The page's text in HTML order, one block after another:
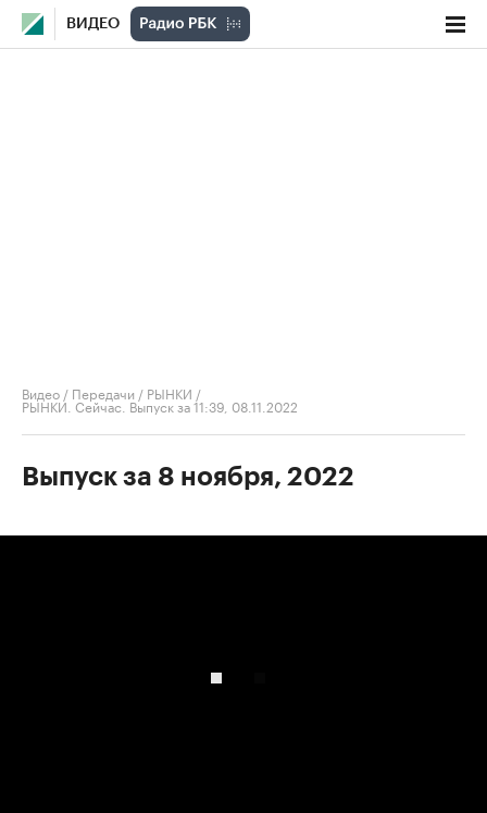
ВИДЕО
Видео / Передачи / РЫНКИ /
РЫНКИ. Сейчас. Выпуск за 11:39, 08.11.2022
Выпуск за 8 ноября, 2022